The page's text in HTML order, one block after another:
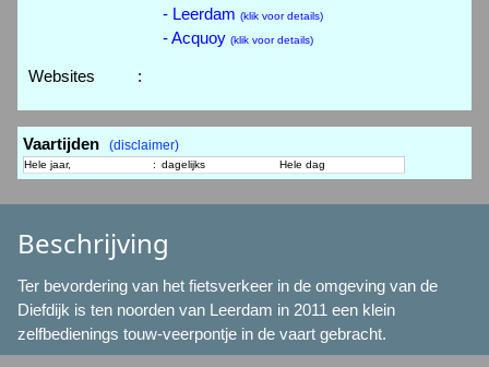
- Leerdam (klik voor details)
- Acquoy (klik voor details)
Websites :
Vaartijden (disclaimer)
Hele jaar, : dagelijks Hele dag
Beschrijving
Ter bevordering van het fietsverkeer in de omgeving van de
Diefdijk is ten noorden van Leerdam in 2011 een klein
zelfbedienings touw-veerpontje in de vaart gebracht.